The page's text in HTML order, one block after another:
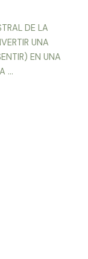
DE LA
UNA
EN UNA
…